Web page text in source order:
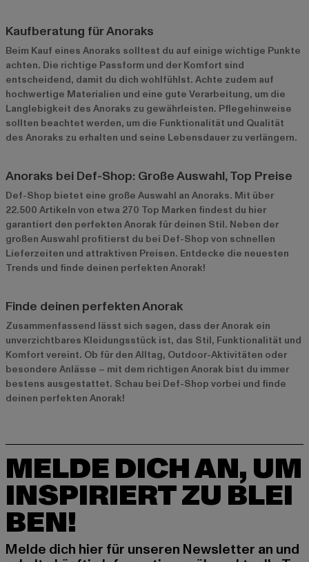
Kaufberatung für Anoraks
Beim Kauf eines Anoraks solltest du auf einige wichtige Punkte
achten. Die richtige Passform und der Komfort sind
entscheidend, damit du dich wohlfühlst. Achte zudem auf
hochwertige Materialien und eine gute Verarbeitung, um die
Langlebigkeit des Anoraks zu gewährleisten. Pflegehinweise
sollten beachtet werden, um die Funktionalität und Qualität
des Anoraks zu erhalten und seine Lebensdauer zu verlängern.
Anoraks bei Def-Shop: Große Auswahl, Top Preise
Def-Shop bietet eine große Auswahl an Anoraks. Mit über
22.500 Artikeln von etwa 270 Top Marken findest du hier
garantiert den perfekten Anorak für deinen Stil. Neben der
großen Auswahl profitierst du bei Def-Shop von schnellen
Lieferzeiten und attraktiven Preisen. Entdecke die neuesten
Trends und finde deinen perfekten Anorak!
Finde deinen perfekten Anorak
Zusammenfassend lässt sich sagen, dass der Anorak ein
unverzichtbares Kleidungsstück ist, das Stil, Funktionalität und
Komfort vereint. Ob für den Alltag, Outdoor-Aktivitäten oder
besondere Anlässe – mit dem richtigen Anorak bist du immer
bestens ausgestattet. Schau bei Def-Shop vorbei und finde
deinen perfekten Anorak!
MELDE DICH AN, UM
INSPIRIERT ZU BLEI
BEN!
Melde dich hier für unseren Newsletter an und